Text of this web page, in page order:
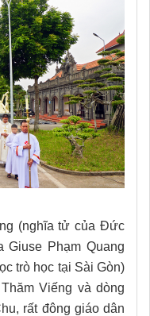
(nghĩa tử của Đức
Phạm Quang
trò học tại Sài Gòn)
Viếng và dòng
rất đông giáo dân